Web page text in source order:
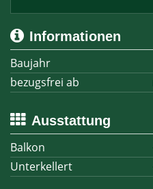
Informationen
Baujahr
bezugsfrei ab
Ausstattung
Balkon
Unterkellert